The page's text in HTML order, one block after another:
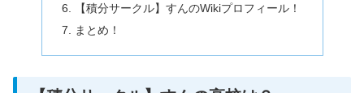
【積分サークル】すんのWikiプロフィール！
まとめ！